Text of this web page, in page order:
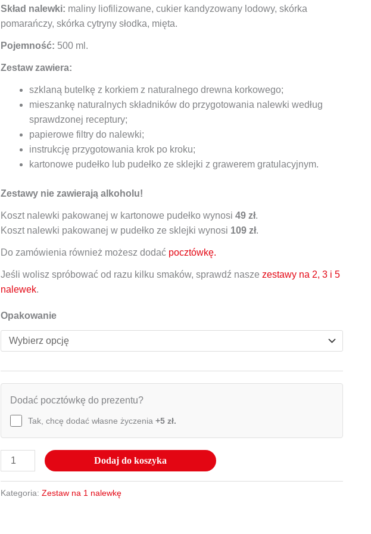
Skład nalewki: maliny liofilizowane, cukier kandyzowany lodowy, skórka
pomarańczy, skórka cytryny słodka, mięta.
Pojemność: 500 ml.
Zestaw zawiera:
szklaną butelkę z korkiem z naturalnego drewna korkowego;
mieszankę naturalnych składników do przygotowania nalewki według
sprawdzonej receptury;
papierowe filtry do nalewki;
instrukcję przygotowania krok po kroku;
kartonowe pudełko lub pudełko ze sklejki z grawerem gratulacyjnym.
Zestawy nie zawierają alkoholu!
Koszt nalewki pakowanej w kartonowe pudełko wynosi 49 zł.
Koszt nalewki pakowanej w pudełko ze sklejki wynosi 109 zł.
Do zamówienia również możesz dodać pocztówkę.
Jeśli wolisz spróbować od razu kilku smaków, sprawdź nasze zestawy na 2, 3 i 5
nalewek.
Opakowanie
Dodać pocztówkę do prezentu?
Tak, chcę dodać własne życzenia +5 zł.
Dodaj do koszyka
Kategoria: Zestaw na 1 nalewkę